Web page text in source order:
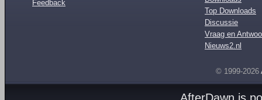
Feedback
Top Downloads
Discussie
Vraag en
Nieuws2.nl
© 1999-2026